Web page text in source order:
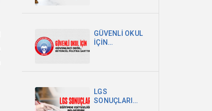
Dava Açtık
GÜVENLİ OKUL
İÇİN
ŞARTTIR
LGS
SONUÇLARI